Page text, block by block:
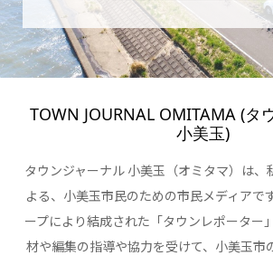
TOWN JOURNAL OMITAMA (タ
小美玉)
タウンジャーナル 小美玉（オミタマ）は、
よる、小美玉市民のための市民メディアで
ープにより結成された「タウンレポーター
材や編集の指導や協力を受けて、小美玉市